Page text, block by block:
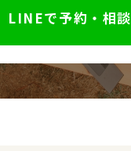
LINEで予約・相談